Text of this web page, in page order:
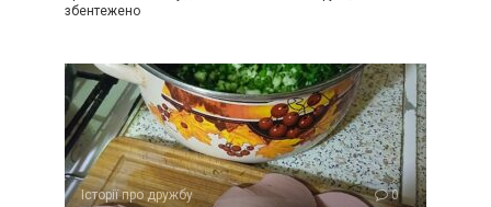
збентежено
Історії про дружбу 0